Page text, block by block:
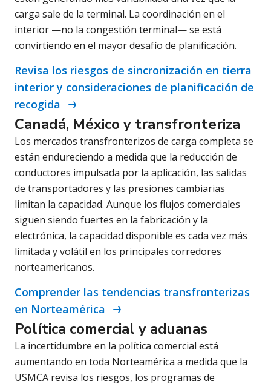
carga sale de la terminal. La coordinación en el
interior —no la congestión terminal— se está
convirtiendo en el mayor desafío de planificación.
Revisa los riesgos de sincronización en tierra
interior y consideraciones de planificación de
recogida
Canadá, México y transfronteriza
Los mercados transfronterizos de carga completa se
están endureciendo a medida que la reducción de
conductores impulsada por la aplicación, las salidas
de transportadores y las presiones cambiarias
limitan la capacidad. Aunque los flujos comerciales
siguen siendo fuertes en la fabricación y la
electrónica, la capacidad disponible es cada vez más
limitada y volátil en los principales corredores
norteamericanos.
Comprender las tendencias transfronterizas
en Norteamérica
Política comercial y aduanas
La incertidumbre en la política comercial está
aumentando en toda Norteamérica a medida que la
USMCA revisa los riesgos, los programas de